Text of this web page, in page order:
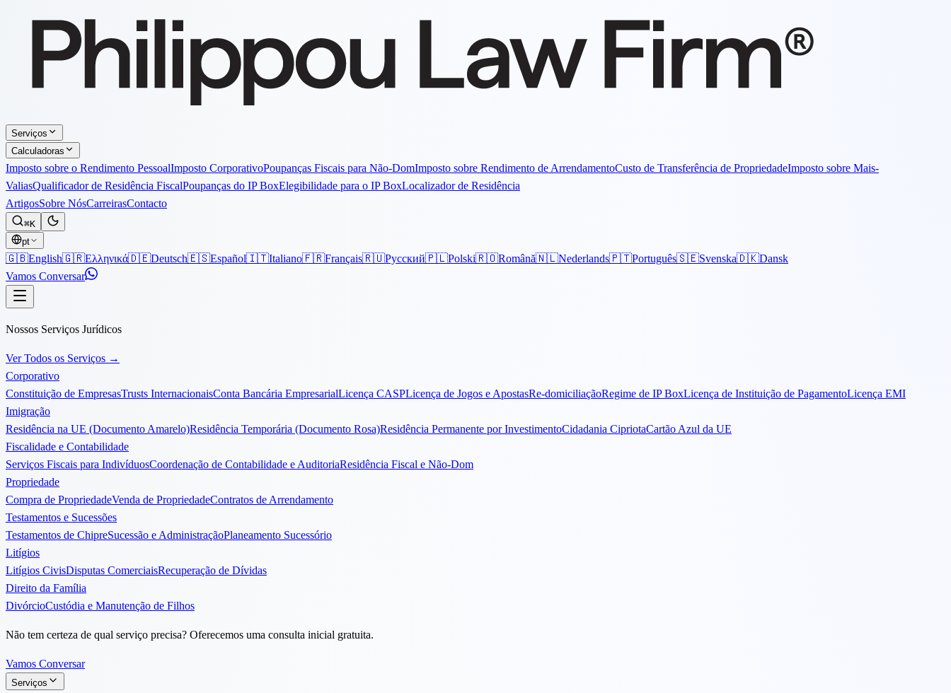
Serviços
Calculadoras
Imposto sobre o Rendimento PessoalImposto CorporativoPoupanças Fiscais para Não-DomImposto sobre Rendimento de ArrendamentoCusto de Transferência de PropriedadeImposto sobre Mais-
ValiasQualificador de Residência FiscalPoupanças do IP BoxElegibilidade para o IP BoxLocalizador de Residência
ArtigosSobre NósCarreirasContacto
⌘K
pt
🇬🇧English🇬🇷Ελληνικά🇩🇪Deutsch🇪🇸Español🇮🇹Italiano🇫🇷Français🇷🇺Русский🇵🇱Polski🇷🇴Română🇳🇱Nederlands🇵🇹Português🇸🇪Svenska🇩🇰Dansk
Vamos Conversar
Nossos Serviços Jurídicos
Ver Todos os Serviços →
Corporativo
Constituição de EmpresasTrusts InternacionaisConta Bancária EmpresarialLicença CASPLicença de Jogos e ApostasRe-domiciliaçãoRegime de IP BoxLicença de Instituição de PagamentoLicença EMI
Imigração
Residência na UE (Documento Amarelo)Residência Temporária (Documento Rosa)Residência Permanente por InvestimentoCidadania CipriotaCartão Azul da UE
Fiscalidade e Contabilidade
Serviços Fiscais para IndivíduosCoordenação de Contabilidade e AuditoriaResidência Fiscal e Não-Dom
Propriedade
Compra de PropriedadeVenda de PropriedadeContratos de Arrendamento
Testamentos e Sucessões
Testamentos de ChipreSucessão e AdministraçãoPlaneamento Sucessório
Litígios
Litígios CivisDisputas ComerciaisRecuperação de Dívidas
Direito da Família
DivórcioCustódia e Manutenção de Filhos
Não tem certeza de qual serviço precisa? Oferecemos uma consulta inicial gratuita.
Vamos Conversar
Serviços